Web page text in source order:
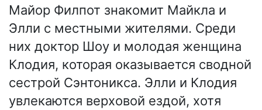
Майор Филпот знакомит Майкла и
Элли с местными жителями. Среди
них доктор Шоу и молодая женщина
Клодия, которая оказывается сводной
сестрой Сэнтоникса. Элли и Клодия
увлекаются верховой ездой, хотя